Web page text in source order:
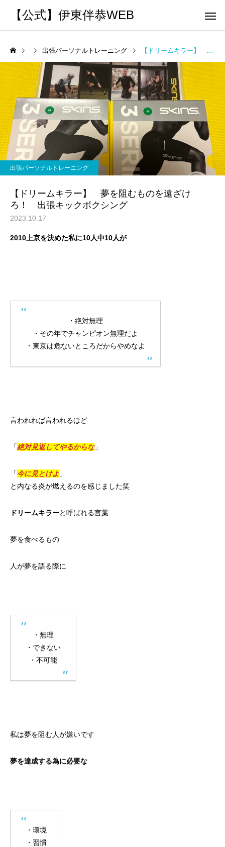
【公式】伊東伴恭WEB
トレーナーとして 個別トレー
出張 講演 セミナー 運動・体操
パーソナルトレーニ
キックボクシングで本当に
痩せますか？｜元日本王者
で答えます
パーソナルトレーニ
パーソナルトレーナー
び方｜失敗しない7つ
解説
出張パーソナルトレーニング 【ドリームキラー】 夢を阻むものを遠ざけろ！ 出張キックボクシング
出張パーソナルトレーニング
【ドリームキラー】 夢を阻むものを遠ざけ
ろ！ 出張キックボクシング
2023.10.17
2010上京を決めた私に10人中10人が
・絶対無理
・その年でチャンピオン無理だよ
・東京は危ないところだからやめなよ
言われれば言われるほど
「絶対見返してやるからな」
「今に見とけよ 」
と内なる炎が燃えるのを感じました笑
ドリームキラーと呼ばれる言葉
夢を食べるもの
人が夢を語る際に
・無理
・できない
・不可能
私は夢を阻む人が嫌いです
夢を達成する為に必要な
・環境
・習慣